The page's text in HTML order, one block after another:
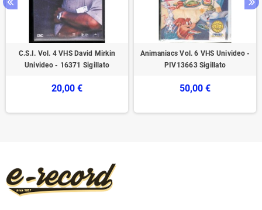
C.S.I. Vol. 4 VHS David Mirkin
Univideo - 16371 Sigillato
20,00 €
Animaniacs Vol. 6 VHS Univideo -
PIV13663 Sigillato
50,00 €